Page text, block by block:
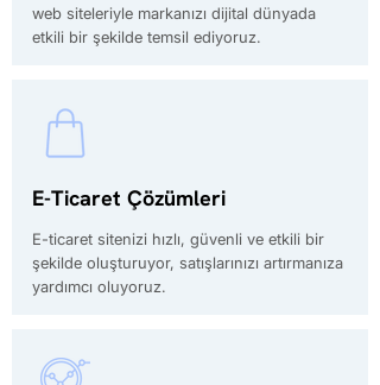
web siteleriyle markanızı dijital dünyada
etkili bir şekilde temsil ediyoruz.
E-Ticaret Çözümleri
E-ticaret sitenizi hızlı, güvenli ve etkili bir
şekilde oluşturuyor, satışlarınızı artırmanıza
yardımcı oluyoruz.